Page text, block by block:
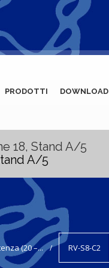
PRODOTTI DOWNLOAD
18, Stand A/5
A/5
(20 –... RV-S8-C2